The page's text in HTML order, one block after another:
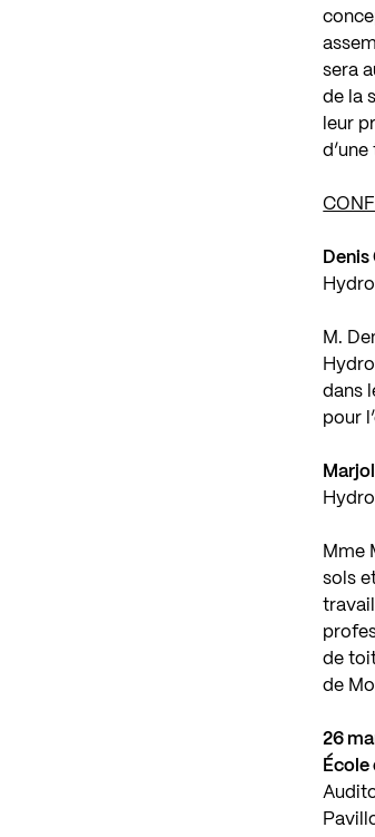
sera
de la
leur
Denis
M.
dans
pour
Mme
sols
de
de
26